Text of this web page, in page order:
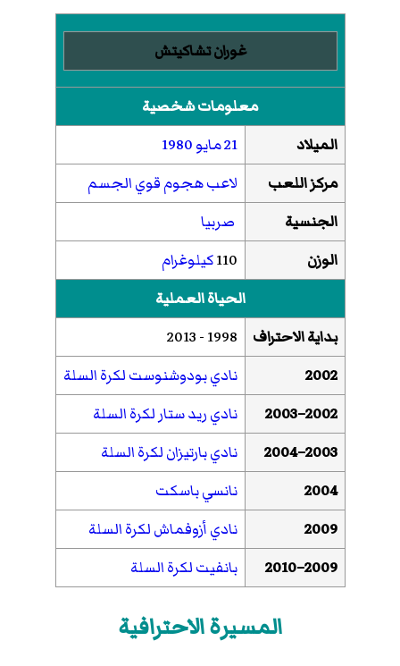
غوران تشاكيتش
معلومات شخصية
الميلاد
21 مايو
1980
مركز اللعب
لاعب هجوم قوي الجسم
الجنسية
صربيا
الوزن
110كيلوغرام
الحياة العملية
بداية الاحتراف
1998 - 2013
2002
نادي بودوشنوست لكرة السلة
2002–2003
نادي ريد ستار لكرة السلة
2003–2004
نادي بارتيزان لكرة السلة
2004
نانسي باسكت
2009
نادي أزوفماش لكرة السلة
2009–2010
بانفيت لكرة السلة
المسيرة الاحترافية